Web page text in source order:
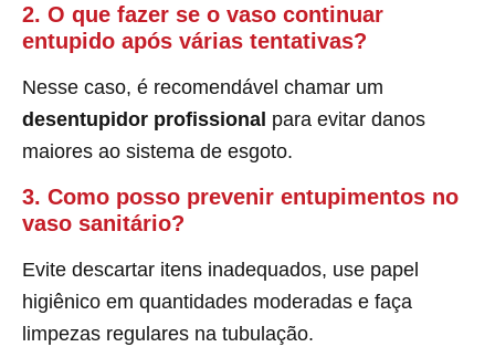
2. O que fazer se o vaso continuar
entupido após várias tentativas?
Nesse caso, é recomendável chamar um
desentupidor profissional para evitar danos
maiores ao sistema de esgoto.
3. Como posso prevenir entupimentos no
vaso sanitário?
Evite descartar itens inadequados, use papel
higiênico em quantidades moderadas e faça
limpezas regulares na tubulação.